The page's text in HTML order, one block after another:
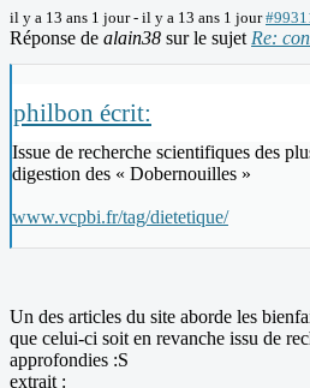
il y a 13 ans 1 jour- il y a 13 ans 1 jour
Réponse de alain38 sur le sujet Re:
philbon écrit:
Issue de recherche scientifiques des
digestion des « Dobernouilles »
www.vcpbi.fr/tag/dietetique/
Un des articles du site aborde les
que celui-ci soit en revanche issu de
approfondies :S
extrait :